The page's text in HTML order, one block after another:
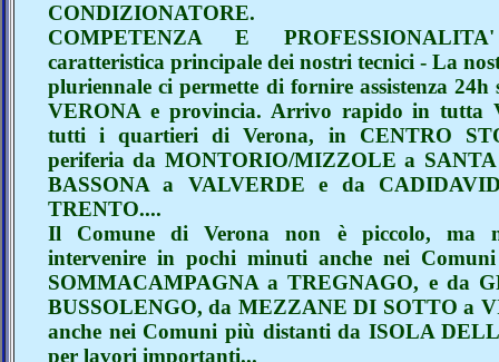
CONDIZIONATORE.
COMPETENZA E
caratteristica principale dei nostri tecnici - La
pluriennale ci permette di fornire assistenza
VERONA e provincia. Arrivo rapido in tutta
tutti i quartieri di Verona, in CENTRO
periferia da MONTORIO/MIZZOLE a
BASSONA a VALVERDE e da
TRENTO....
Il Comune di Verona non è piccolo, ma
intervenire in pochi minuti anche nei
SOMMACAMPAGNA a TREGNAGO, e da
BUSSOLENGO, da MEZZANE DI SOTTO a
anche nei Comuni più distanti da ISOLA
per lavori importanti...